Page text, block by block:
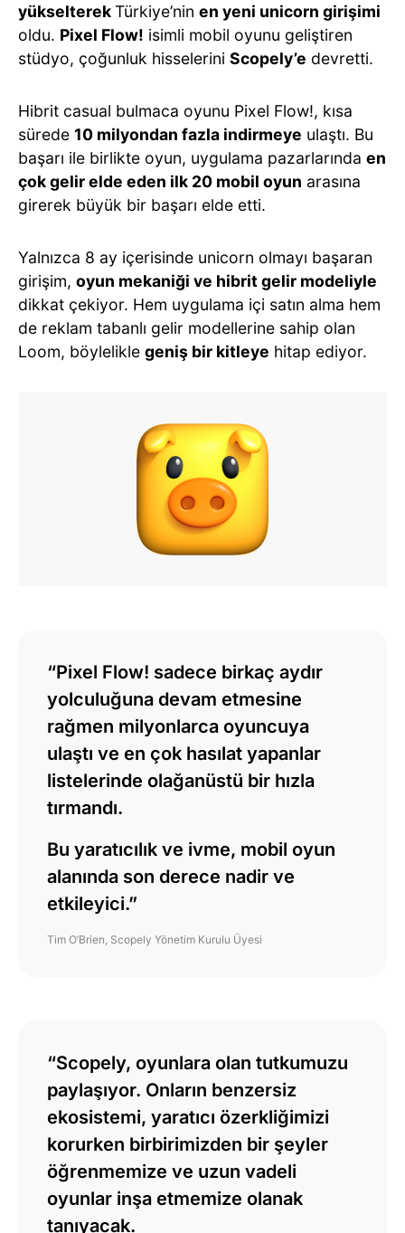
yükselterekTürkiye’nin en yeni unicorn girişimi
oldu. Pixel Flow! isimli mobil oyunu geliştiren
stüdyo, çoğunluk hisselerini Scopely’e devretti.
Hibrit casual bulmaca oyunu Pixel Flow!, kısa
sürede 10 milyondan fazla indirmeye ulaştı. Bu
başarı ile birlikte oyun, uygulama pazarlarında en
çok gelir elde eden ilk 20 mobil oyun arasına
girerek büyük bir başarı elde etti.
Yalnızca 8 ay içerisinde unicorn olmayı başaran
girişim, oyun mekaniği ve hibrit gelir modeliyle
dikkat çekiyor. Hem uygulama içi satın alma hem
de reklam tabanlı gelir modellerine sahip olan
Loom, böylelikle geniş bir kitleye hitap ediyor.
“Pixel Flow! sadece birkaç aydır
yolculuğuna devam etmesine
rağmen milyonlarca oyuncuya
ulaştı ve en çok hasılat yapanlar
listelerinde olağanüstü bir hızla
tırmandı.
Bu yaratıcılık ve ivme, mobil oyun
alanında son derece nadir ve
etkileyici.”
Tim O’Brien, Scopely Yönetim Kurulu Üyesi
“Scopely, oyunlara olan tutkumuzu
paylaşıyor. Onların benzersiz
ekosistemi, yaratıcı özerkliğimizi
korurken birbirimizden bir şeyler
öğrenmemize ve uzun vadeli
oyunlar inşa etmemize olanak
tanıyacak.